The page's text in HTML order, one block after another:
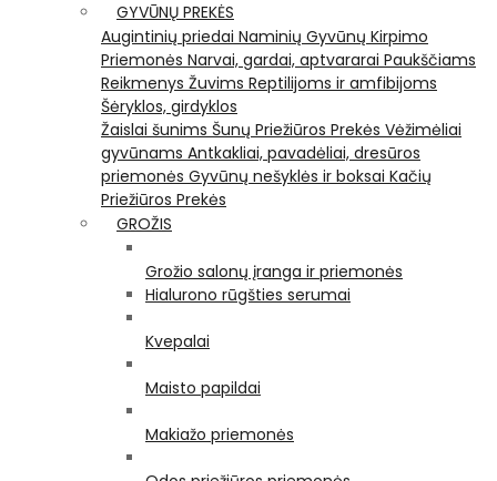
GYVŪNŲ PREKĖS
Augintinių priedai Naminių Gyvūnų Kirpimo
Priemonės Narvai, gardai, aptvararai Paukščiams
Reikmenys Žuvims Reptilijoms ir amfibijoms
Šėryklos, girdyklos
Žaislai šunims Šunų Priežiūros Prekės Vėžimėliai
gyvūnams Antkakliai, pavadėliai, dresūros
priemonės Gyvūnų nešyklės ir boksai Kačių
Priežiūros Prekės
GROŽIS
Grožio salonų įranga ir priemonės
Hialurono rūgšties serumai
Kvepalai
Maisto papildai
Makiažo priemonės